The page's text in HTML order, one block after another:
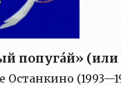
попуга́й»
Останкино